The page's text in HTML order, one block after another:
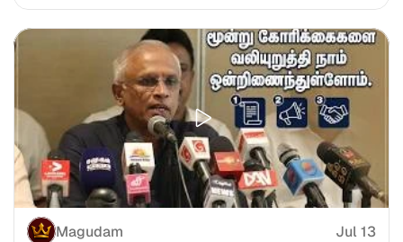
Magudam
Jul 13